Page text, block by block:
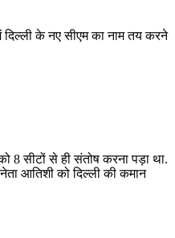
के नए सीएम का नाम तय करने
8 सीटों से ही संतोष करना पड़ा था.
आतिशी को दिल्ली की कमान